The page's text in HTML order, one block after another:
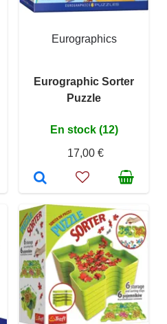
Eurographics
Eurographic Sorter
Puzzle
En stock (12)
17,00 €